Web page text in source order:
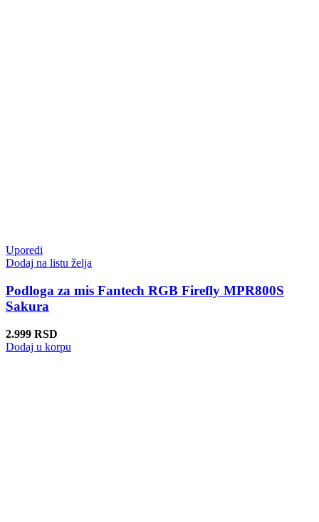
Uporedi
Dodaj na listu želja
Podloga za mis Fantech RGB Firefly MPR800S
Sakura
2.999 RSD
Dodaj u korpu